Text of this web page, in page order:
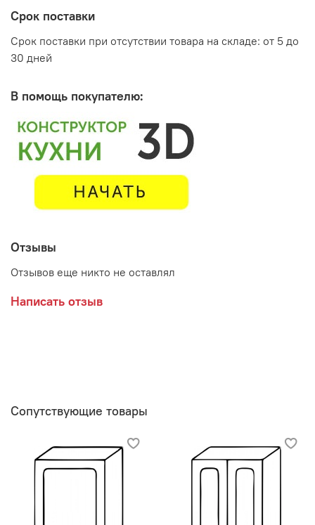
Срок поставки
Срок поставки при отсутствии товара на складе: от 5 до
30 дней
В помощь покупателю:
Отзывы
Отзывов еще никто не оставлял
Написать отзыв
Сопутствующие товары